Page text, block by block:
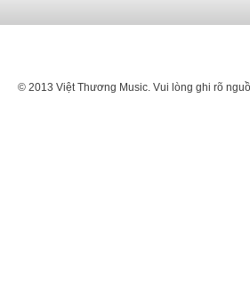
© 2013 Việt Thương Music. Vui lòng ghi rõ